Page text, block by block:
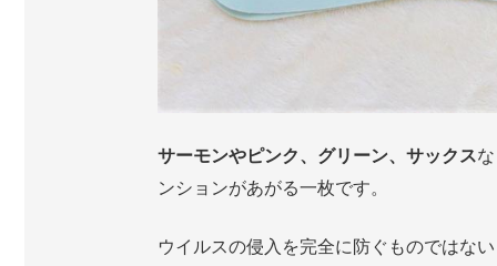
サーモンやピンク、グリーン、サックス
ンションがあがる一枚です。
ウイルスの侵入を完全に防ぐものではな